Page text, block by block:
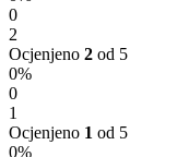
0
2
Ocjenjeno 2 od 5
0%
0
1
Ocjenjeno 1 od 5
0%